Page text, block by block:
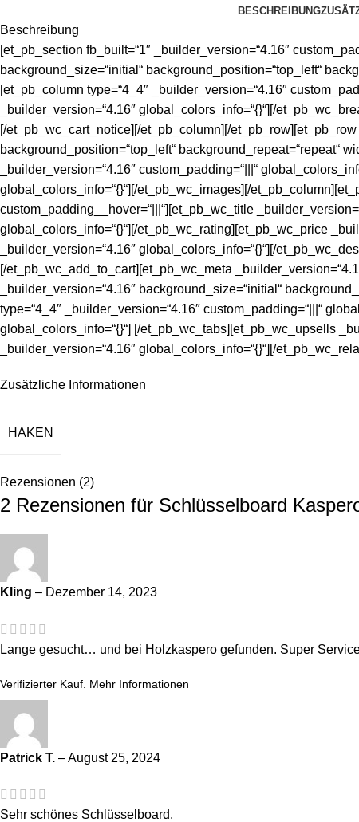
BESCHREIBUNG
Beschreibung
[et_pb_section fb_built=“1″ _builder_version=“4.16″
background_size=“initial“ background_position=“top_left“
[et_pb_column type=“4_4″ _builder_version=“4.16″
_builder_version=“4.16″ global_colors_info=“{}“][/
[/et_pb_wc_cart_notice][/et_pb_column][/
background_position=“top_left“ background_repeat=“repeat“
_builder_version=“4.16″ custom_padding=“|||“
global_colors_info=“{}“][/et_pb_wc_images][/
custom_padding__hover=“|||“][et_pb_wc_title
global_colors_info=“{}“][/et_pb_wc_rating][et_pb_wc_price
_builder_version=“4.16″ global_colors_info=“{}“][/
[/et_pb_wc_add_to_cart][et_pb_wc_meta
_builder_version=“4.16″ background_size=“initial“
type=“4_4″ _builder_version=“4.16″ custom_padding=“|||“
global_colors_info=“{}“] [/et_pb_wc_tabs][et_pb_wc_upsells
_builder_version=“4.16″ global_colors_info=“{}“][/
Zusätzliche Informationen
HAKEN
Rezensionen (2)
2 Rezensionen für Schlüsselboard
Kling – Dezember 14, 2023
Lange gesucht… und bei Holzkaspero gefunden. Super
Verifizierter Kauf. Mehr Informationen
Patrick T. –August 25, 2024
Sehr schönes Schlüsselboard.